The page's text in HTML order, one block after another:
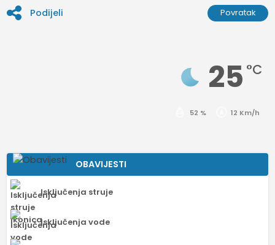
Podijeli Povratak
25 °C
52 % 12 Km/h
OBAVIJESTI
Isključenja struje
Isključenja vode